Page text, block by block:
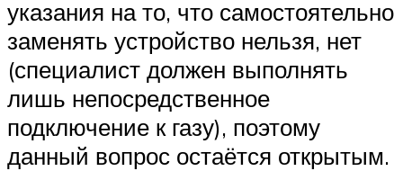
указания на то, что самостоятельно
заменять устройство нельзя, нет
(специалист должен выполнять
лишь непосредственное
подключение к газу), поэтому
данный вопрос остаётся открытым.